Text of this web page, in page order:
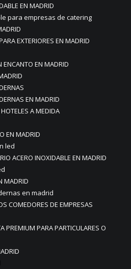
EN MADRID
para empresas de catering
EXTERIORES EN MADRID
ENCANTO EN MADRID
EN MADRID
A MEDIDA
EN MADRID
led
ACERO INOXIDABLE EN MADRID
MADRID
en madrid
COMEDORES DE EMPRESAS
PREMIUM PARA PARTICULARES O